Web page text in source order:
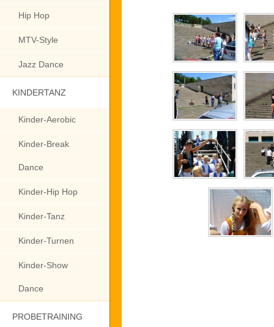
Hip Hop
MTV-Style
Jazz Dance
KINDERTANZ
Kinder-Aerobic
Kinder-Break
Dance
Kinder-Hip Hop
Kinder-Tanz
Kinder-Turnen
Kinder-Show
Dance
PROBETRAINING